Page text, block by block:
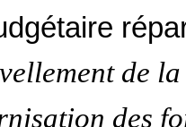
de
des